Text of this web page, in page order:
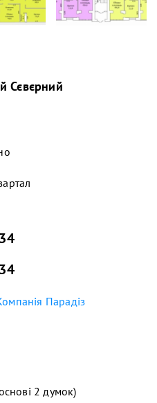
Сєвєрний
Парадіз
2 думок)